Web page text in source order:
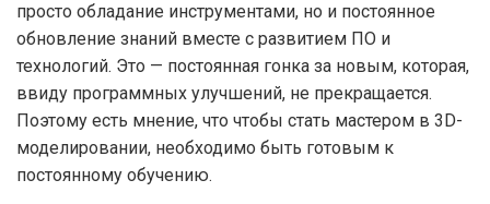
просто обладание инструментами, но и постоянное
обновление знаний вместе с развитием ПО и
технологий. Это — постоянная гонка за новым, которая,
ввиду программных улучшений, не прекращается.
Поэтому есть мнение, что чтобы стать мастером в 3D-
моделировании, необходимо быть готовым к
постоянному обучению.